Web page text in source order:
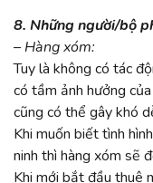
8. Những người/bộ
– Hàng xóm:
Tuy là không có tác
có tầm ảnh hưởng
cũng có thể gây khó
Khi muốn biết tình
ninh thì hàng xóm sẽ
Khi mới bắt đầu thuê